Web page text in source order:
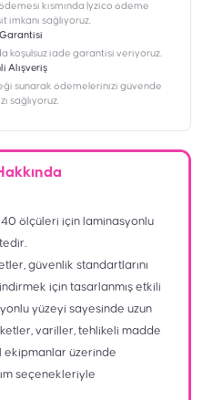
kısmında İyzico ödeme
imkanı sağlıyoruz.
koşulsuz iade garantisi veriyoruz.
Alışveriş
sunarak ödemelerinizi güvende
sağlıyoruz.
ölçüleri için laminasyonlu
güvenlik standartlarını
için tasarlanmış etkili
yüzeyi sayesinde uzun
variller, tehlikeli madde
ekipmanlar üzerinde
seçenekleriyle